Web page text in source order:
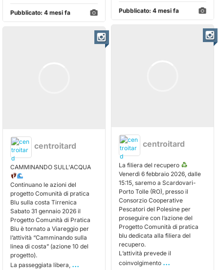
Pubblicato: 4 mesi fa Pubblicato: 4 mesi fa
centroitard
La filiera del recupero
Venerdì 6 febbraio 2026, dalle
15:15, saremo a Scardovari-
Porto Tolle (RO), presso il
Consorzio Cooperative
Pescatori del Polesine per
proseguire con l’azione del
Progetto Comunità di pratica
blu dedicata alla filiera del
recupero.
L’attività prevede il
coinvolgimento ...
centroitard
CAMMINANDO SULL'ACQUA
Continuano le azioni del
progetto Comunità di pratica
Blu sulla costa Tirrenica
Sabato 31 gennaio 2026 il
Progetto Comunità di Pratica
Blu è tornato a Viareggio per
l’attività “Camminando sulla
linea di costa” (azione 10 del
progetto).
La passeggiata libera, ...